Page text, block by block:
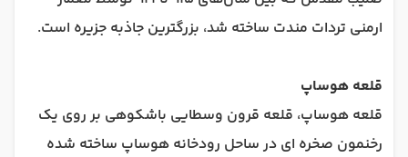
ارمنی تردات مندت ساخته شد، بزرگترین جاذبه جزیره است.
قلعه هوساپ
قلعه هوساپ، قلعه قرون وسطایی باشکوهی بر روی یک
رخنمون صخره ای در ساحل رودخانه هوساپ ساخته شده